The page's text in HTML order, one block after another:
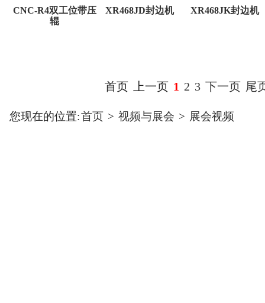
CNC-R4双工位带压
辊
XR468JD封边机 XR468JK封边机
首页 上一页 1 2 3 下一页 尾
您现在的位置:首页 > 视频与展会 > 展会视频